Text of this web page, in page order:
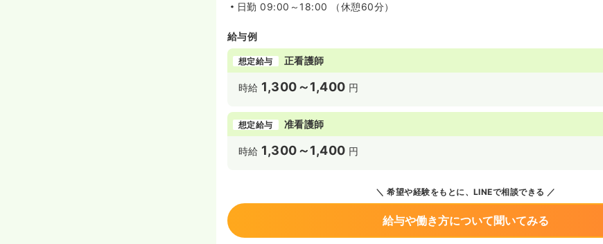
日勤 09:00～18:00 （休憩60分）
給与例
想定給与 正看護師
時給 1,300～1,400 円
想定給与 准看護師
時給 1,300～1,400 円
希望や経験をもとに、LINEで相談できる
給与や働き方について聞いてみる